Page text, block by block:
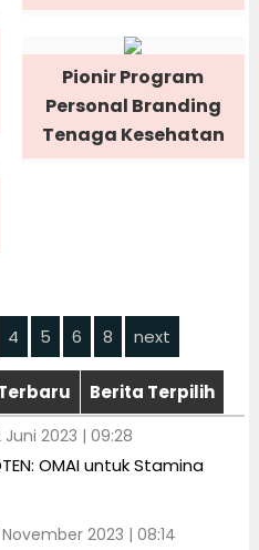
Pionir Program
Personal Branding
Tenaga Kesehatan
4 5 6 8 next
Berita Terpilih
Juni 2023 | 09:28
OMAI untuk Stamina
2023 | 08:14